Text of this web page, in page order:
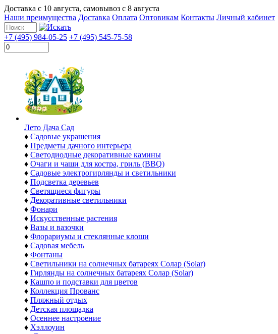
Доставка с 10 августа, самовывоз с 8 августа
Наши преимущества Доставка Оплата Оптовикам Контакты Личный кабинет
+7 (495) 984-05-25 +7 (495) 545-75-58
Лето Дача Сад
♦ Садовые украшения
♦ Предметы дачного интерьера
♦ Светодиодные декоративные камины
♦ Очаги и чаши для костра, гриль (BBQ)
♦ Садовые электрогирлянды и светильники
♦ Подсветка деревьев
♦ Светящиеся фигуры
♦ Декоративные светильники
♦ Фонари
♦ Искусственные растения
♦ Вазы и вазочки
♦ Флорариумы и стеклянные клоши
♦ Садовая мебель
♦ Фонтаны
♦ Светильники на солнечных батареях Солар (Solar)
♦ Гирлянды на солнечных батареях Солар (Solar)
♦ Кашпо и подставки для цветов
♦ Коллекция Прованс
♦ Пляжный отдых
♦ Детская площадка
♦ Осеннее настроение
♦ Хэллоуин